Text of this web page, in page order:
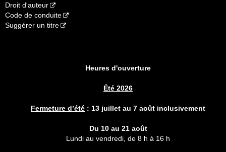
Droit d'auteur
Code de conduite
Suggérer un titre
Heures d'ouverture
Été 2026
Fermeture d’été : 13 juillet au 7 août inclusivement
Du 10 au 21 août
Lundi au vendredi, de 8 h à 16 h